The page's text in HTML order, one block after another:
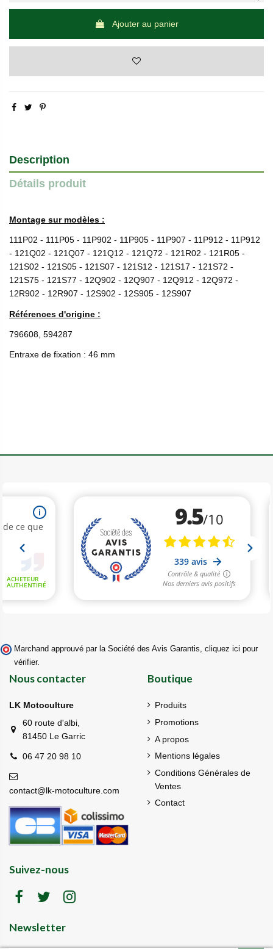
Ajouter au panier
Description
Détails produit
Montage sur modèles :
111P02 - 111P05 - 11P902 - 11P905 - 11P907 - 11P912 - 11P912
- 121Q02 - 121Q07 - 121Q12 - 121Q72 - 121R02 - 121R05 -
121S02 - 121S05 - 121S07 - 121S12 - 121S17 - 121S72 -
121S75 - 121S77 - 12Q902 - 12Q907 - 12Q912 - 12Q972 -
12R902 - 12R907 - 12S902 - 12S905 - 12S907
Références d'origine :
796608, 594287
Entraxe de fixation : 46 mm
Marchand approuvé par la Société des Avis Garantis, cliquez ici pour
vérifier.
Nous contacter
LK Motoculture
60 route d'albi,
81450 Le Garric
06 47 20 98 10
contact@lk-motoculture.com
Boutique
Produits
Promotions
A propos
Mentions légales
Conditions Générales de
Ventes
Contact
Suivez-nous
Newsletter